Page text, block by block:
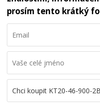
prosím tento krátký